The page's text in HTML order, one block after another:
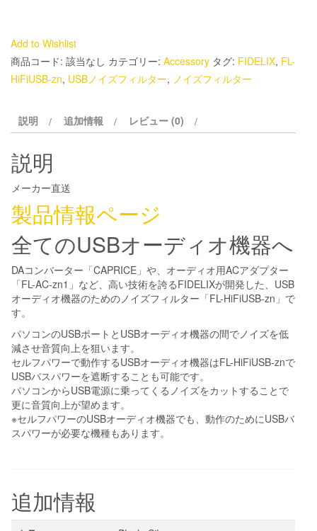
Add to Wishlist
商品コード: 該当なし カテゴリー: Accessory タグ: FIDELIX, FL-
HiFiUSB-zn, USBノイズフィルター, ノイズフィルター
説明 追加情報 レビュー (0)
説明
メーカー直送
製品情報ページ
全てのUSBオーディオ機器へ
DAコンバーター「CAPRICE」や、オーディオ用ACアダプター
「FL-AC-zn1」など、高い技術を誇るFIDELIXが開発した、USB
オーディオ機器のためのノイズフィルター「FL-HiFiUSB-zn」で
す。
パソコンのUSBポートとUSBオーディオ機器の間でノイズを低
減させ音質向上を狙います。
セルフパワーで動作するUSBオーディオ機器はFL-HiFiUSB-znで
USBバスパワーを遮断することも可能です。
パソコンからUSB電源に乗ってくるノイズをカットすることで
更に音質向上が望めます。
※セルフパワーのUSBオーディオ機器でも、動作のためにUSBバ
スパワーが必要な機種もあります。
追加情報